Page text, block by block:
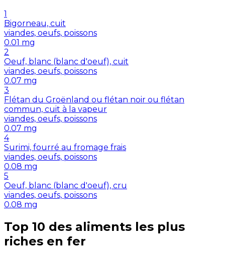
1
Bigorneau, cuit
viandes, oeufs, poissons
0.01 mg
2
Oeuf, blanc (blanc d'oeuf), cuit
viandes, oeufs, poissons
0.07 mg
3
Flétan du Groënland ou flétan noir ou flétan
commun, cuit à la vapeur
viandes, oeufs, poissons
0.07 mg
4
Surimi, fourré au fromage frais
viandes, oeufs, poissons
0.08 mg
5
Oeuf, blanc (blanc d'oeuf), cru
viandes, oeufs, poissons
0.08 mg
Top 10 des aliments les plus
riches en fer